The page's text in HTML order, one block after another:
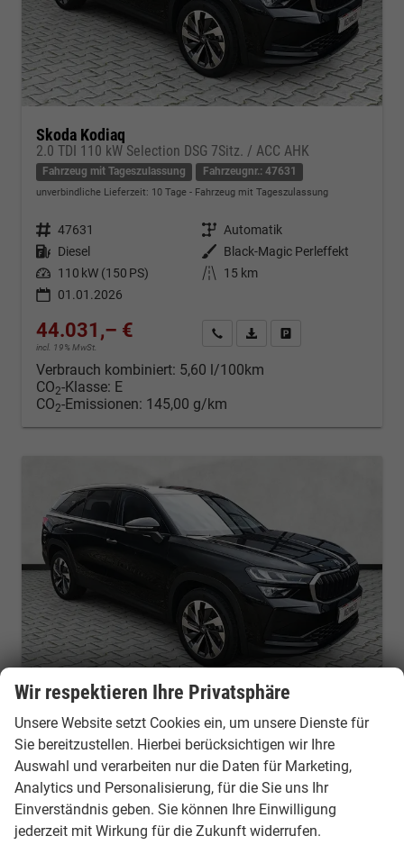
Skoda Kodiaq
2.0 TDI 110 kW Selection DSG 7Sitz. / ACC AHK
Fahrzeug mit Tageszulassung Fahrzeugnr.: 47631
unverbindliche Lieferzeit: 10 Tage Fahrzeug mit Tageszulassung
Fahrzeugnr. 47631 Getriebe Automatik
Kraftstoff Diesel Außenfarbe Black-Magic Perleffekt
Leistung 110 kW (150 PS) Kilometerstand
15 km
01.01.2026
44.031,– €
incl. 19% MwSt.
Kontakt & Angebot anfordern
PDF-Datei, Fahrzeugexposé
Verbrauch kombiniert: 5,60 l/100km
CO2-Klasse: E
CO2-Emissionen: 145,00 g/km
Skoda Kodiaq
2.0 TDI 110 kW Selection DSG 7Si AHK Navi beh.LR
Fahrzeug mit Tageszulassung Fahrzeugnr.: 51871
unverbindliche Lieferzeit: 10 Tage Fahrzeug mit Tageszulassung
Fahrzeugnr. 51871 Getriebe Automatik
Kraftstoff Diesel Außenfarbe Black Magic Perleffekt
Wir respektieren Ihre Privatsphäre
Unsere Website setzt Cookies ein, um unsere Dienste für
Sie bereitzustellen. Hierbei berücksichtigen wir Ihre
Auswahl und verarbeiten nur die Daten für Marketing,
Analytics und Personalisierung, für die Sie uns Ihr
Einverständnis geben. Sie können Ihre Einwilligung
jederzeit mit Wirkung für die Zukunft widerrufen.